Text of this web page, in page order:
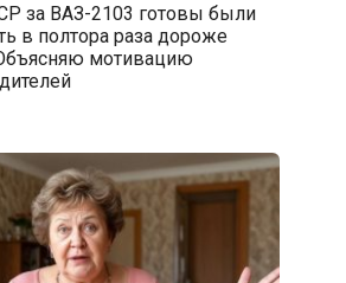
за ВАЗ-2103 готовы были
в полтора раза дороже
мотивацию